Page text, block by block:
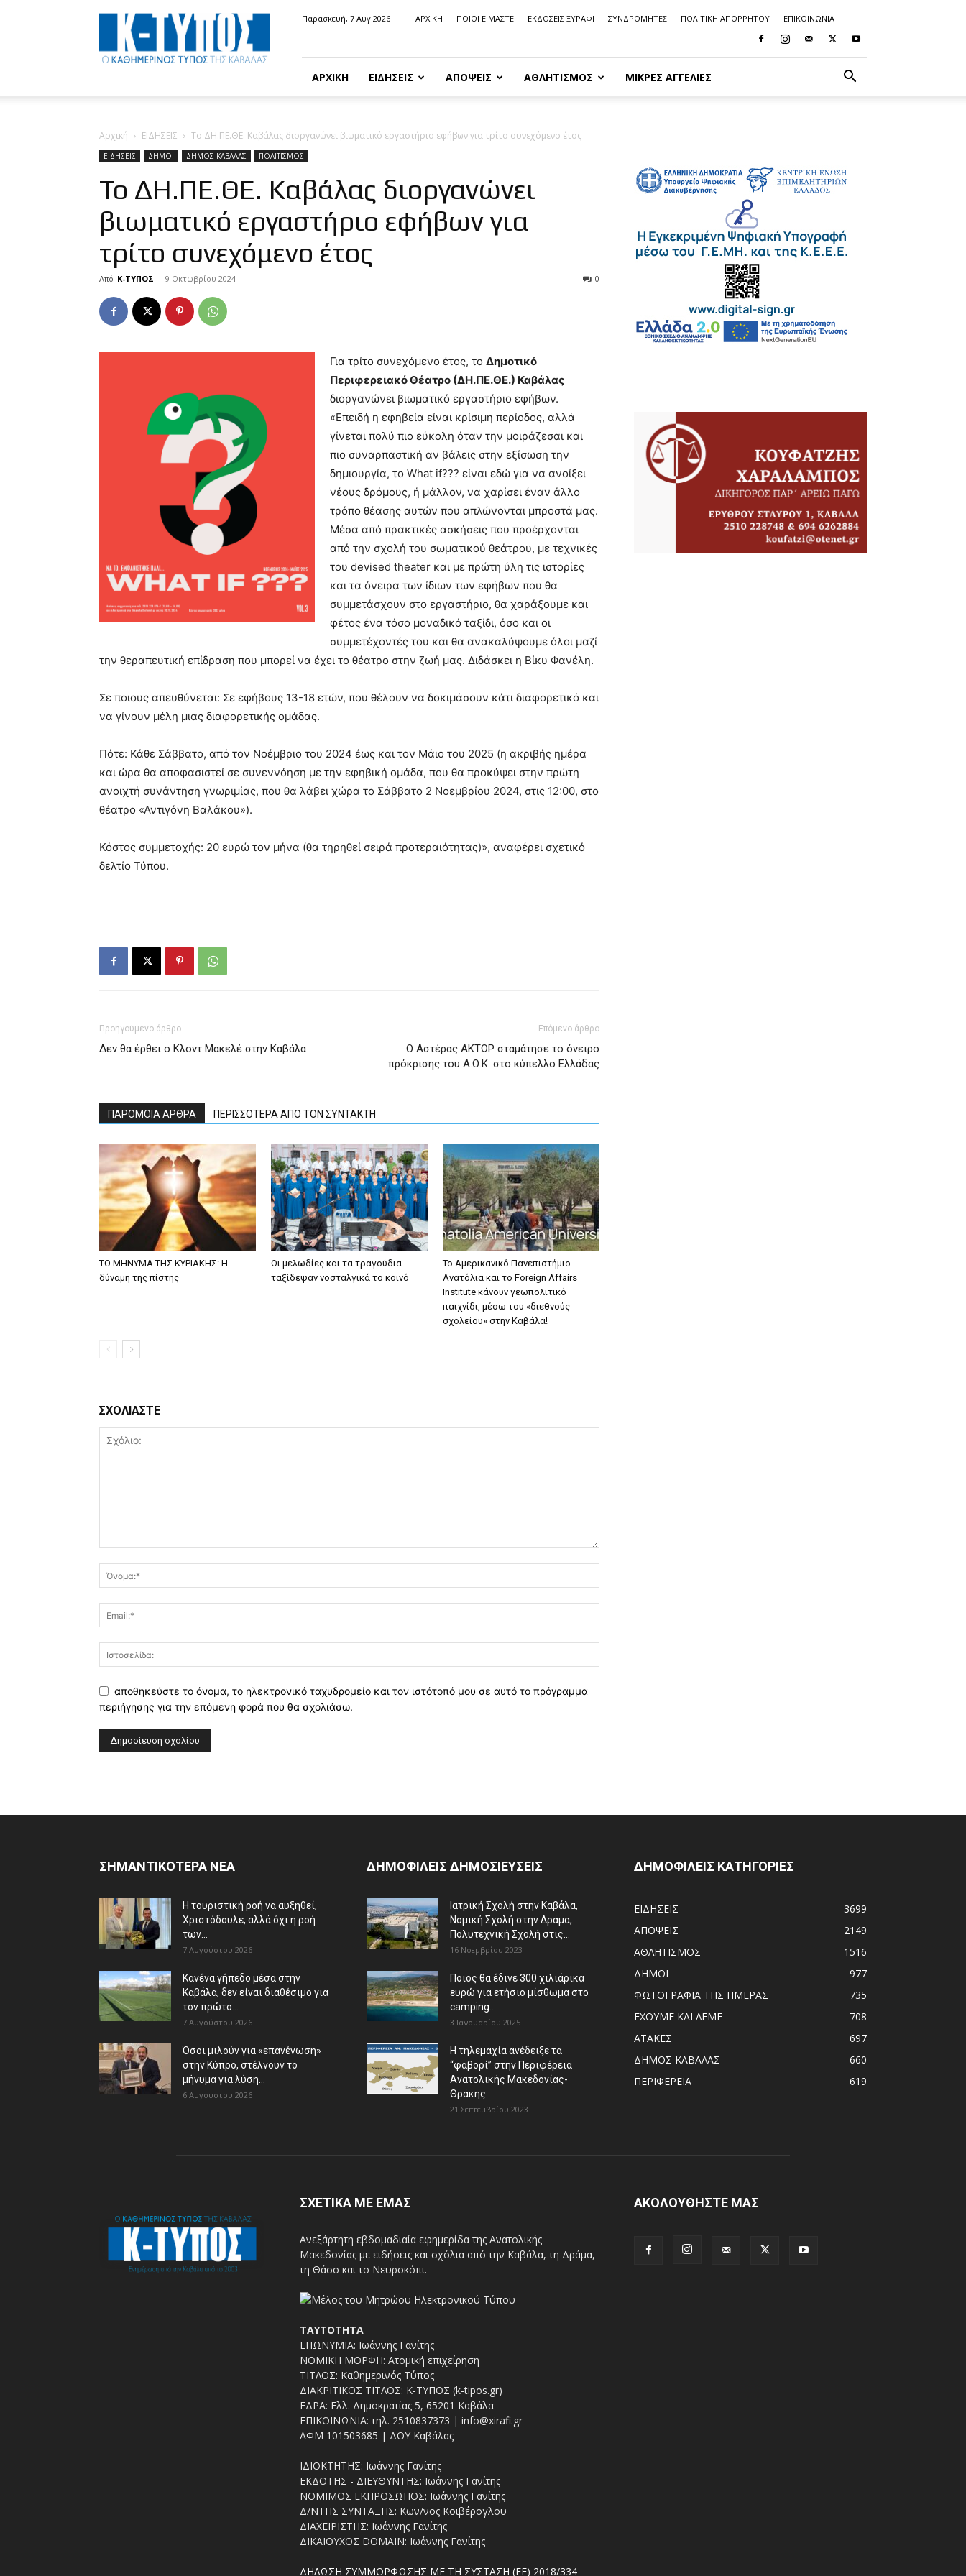
Κ-
ΤΥΠΟΣ
Παρασκευή, 7 Αυγ 2026 ΑΡΧΙΚΗ ΠΟΙΟΙ ΕΙΜΑΣΤΕ ΕΚΔΟΣΕΙΣ ΞΥΡΑΦΙ ΣΥΝΔΡΟΜΗΤΕΣ ΠΟΛΙΤΙΚΗ ΑΠΟΡΡΗΤΟΥ ΕΠΙΚΟΙΝΩΝΙΑ
ΑΡΧΙΚΗ ΕΙΔΗΣΕΙΣ ΑΠΟΨΕΙΣ ΑΘΛΗΤΙΣΜΟΣ ΜΙΚΡΈΣ ΑΓΓΕΛΊΕΣ
Αρχική ΕΙΔΗΣΕΙΣ Το ΔΗ.ΠΕ.ΘΕ. Καβάλας διοργανώνει βιωματικό εργαστήριο εφήβων για τρίτο συνεχόμενο έτος
ΕΙΔΗΣΕΙΣ ΔΗΜΟΙ ΔΗΜΟΣ ΚΑΒΑΛΑΣ ΠΟΛΙΤΙΣΜΟΣ
Το ΔΗ.ΠΕ.ΘΕ. Καβάλας διοργανώνει
βιωματικό εργαστήριο εφήβων για
τρίτο συνεχόμενο έτος
Από Κ-ΤΥΠΟΣ - 9 Οκτωβρίου 2024 0
Για τρίτο συνεχόμενο έτος, το Δημοτικό
Περιφερειακό Θέατρο (ΔΗ.ΠΕ.ΘΕ.) Καβάλας
διοργανώνει βιωματικό εργαστήριο εφήβων.
«Επειδή η εφηβεία είναι κρίσιμη περίοδος, αλλά
γίνεται πολύ πιο εύκολη όταν την μοιράζεσαι και
πιο συναρπαστική αν βάλεις στην εξίσωση την
δημιουργία, το What if??? είναι εδώ για να ανοίξει
νέους δρόμους, ή μάλλον, να χαρίσει έναν άλλο
τρόπο θέασης αυτών που απλώνονται μπροστά μας.
Μέσα από πρακτικές ασκήσεις που προέρχονται
από την σχολή του σωματικού θεάτρου, με τεχνικές
του devised theater και με πρώτη ύλη τις ιστορίες
και τα όνειρα των ίδιων των εφήβων που θα
συμμετάσχουν στο εργαστήριο, θα χαράξουμε και
φέτος ένα τόσο μοναδικό ταξίδι, όσο και οι
συμμετέχοντές του και θα ανακαλύψουμε όλοι μαζί
την θεραπευτική επίδραση που μπορεί να έχει το θέατρο στην ζωή μας. Διδάσκει η Βίκυ Φανέλη.
Σε ποιους απευθύνεται: Σε εφήβους 13-18 ετών, που θέλουν να δοκιμάσουν κάτι διαφορετικό και
να γίνουν μέλη μιας διαφορετικής ομάδας.
Πότε: Κάθε Σάββατο, από τον Νοέμβριο του 2024 έως και τον Μάιο του 2025 (η ακριβής ημέρα
και ώρα θα αποφασιστεί σε συνεννόηση με την εφηβική ομάδα, που θα προκύψει στην πρώτη
ανοιχτή συνάντηση γνωριμίας, που θα λάβει χώρα το Σάββατο 2 Νοεμβρίου 2024, στις 12:00, στο
θέατρο «Αντιγόνη Βαλάκου»).
Κόστος συμμετοχής: 20 ευρώ τον μήνα (θα τηρηθεί σειρά προτεραιότητας)», αναφέρει σχετικό
δελτίο Τύπου.
Προηγούμενο άρθρο
Δεν θα έρθει ο Κλοντ Μακελέ στην Καβάλα
Επόμενο άρθρο
Ο Αστέρας ΑΚΤΩΡ σταμάτησε το όνειρο
πρόκρισης του Α.Ο.Κ. στο κύπελλο Ελλάδας
ΠΑΡΟΜΟΙΑ ΑΡΘΡΑ ΠΕΡΙΣΣΟΤΕΡΑ ΑΠΟ ΤΟΝ ΣΥΝΤΑΚΤΗ
ΤΟ ΜΗΝΥΜΑ ΤΗΣ ΚΥΡΙΑΚΗΣ: Η
δύναμη της πίστης
Οι μελωδίες και τα τραγούδια
ταξίδεψαν νοσταλγικά το κοινό
Το Αμερικανικό Πανεπιστήμιο
Ανατόλια και το Foreign Affairs
Institute κάνουν γεωπολιτικό
παιχνίδι, μέσω του «διεθνούς
σχολείου» στην Καβάλα!
ΣΧΟΛΙΑΣΤΕ
αποθηκεύστε το όνομα, το ηλεκτρονικό ταχυδρομείο και τον ιστότοπό μου σε αυτό το πρόγραμμα
περιήγησης για την επόμενη φορά που θα σχολιάσω.
ΣΗΜΑΝΤΙΚΟΤΕΡΑ ΝΕΑ
Η τουριστική ροή να αυξηθεί,
Χριστόδουλε, αλλά όχι η ροή
των...
7 Αυγούστου 2026
Κανένα γήπεδο μέσα στην
Καβάλα, δεν είναι διαθέσιμο για
τον πρώτο...
7 Αυγούστου 2026
Όσοι μιλούν για «επανένωση»
στην Κύπρο, στέλνουν το
μήνυμα για λύση...
6 Αυγούστου 2026
ΔΗΜΟΦΙΛΕΙΣ ΔΗΜΟΣΙΕΥΣΕΙΣ
Ιατρική Σχολή στην Καβάλα,
Νομική Σχολή στην Δράμα,
Πολυτεχνική Σχολή στις...
16 Νοεμβρίου 2023
Ποιος θα έδινε 300 χιλιάρικα
ευρώ για ετήσιο μίσθωμα στο
camping...
3 Ιανουαρίου 2025
Η τηλεμαχία ανέδειξε τα
“φαβορί” στην Περιφέρεια
Ανατολικής Μακεδονίας-
Θράκης
21 Σεπτεμβρίου 2023
ΔΗΜΟΦΙΛΕΙΣ ΚΑΤΗΓΟΡΙΕΣ
ΕΙΔΗΣΕΙΣ
3699
ΑΠΟΨΕΙΣ
2149
ΑΘΛΗΤΙΣΜΟΣ
1516
ΔΗΜΟΙ
977
ΦΩΤΟΓΡΑΦΙΑ ΤΗΣ ΗΜΕΡΑΣ
735
ΕΧΟΥΜΕ ΚΑΙ ΛΕΜΕ
708
ΑΤΑΚΕΣ
697
ΔΗΜΟΣ ΚΑΒΑΛΑΣ
660
ΠΕΡΙΦΕΡΕΙΑ
619
ΣΧΕΤΙΚΑ ΜΕ ΕΜΑΣ
Ανεξάρτητη εβδομαδιαία εφημερίδα της Ανατολικής
Μακεδονίας με ειδήσεις και σχόλια από την Καβάλα, τη Δράμα,
τη Θάσο και το Νευροκόπι.
ΤΑΥΤΟΤΗΤΑ
ΕΠΩΝΥΜΙΑ: Ιωάννης Γανίτης
ΝΟΜΙΚΗ ΜΟΡΦΗ: Ατομική επιχείρηση
ΤΙΤΛΟΣ: Καθημερινός Τύπος
ΔΙΑΚΡΙΤΙΚΟΣ ΤΙΤΛΟΣ: Κ-ΤΥΠΟΣ (k-tipos.gr)
ΕΔΡΑ: Ελλ. Δημοκρατίας 5, 65201 Καβάλα
ΕΠΙΚΟΙΝΩΝΙΑ: τηλ. 2510837373 | info@xirafi.gr
ΑΦΜ 101503685 | ΔΟΥ Καβάλας
ΙΔΙΟΚΤΗΤΗΣ: Ιωάννης Γανίτης
ΕΚΔΟΤΗΣ - ΔΙΕΥΘΥΝΤΗΣ: Ιωάννης Γανίτης
ΝΟΜΙΜΟΣ ΕΚΠΡΟΣΩΠΟΣ: Ιωάννης Γανίτης
Δ/ΝΤΗΣ ΣΥΝΤΑΞΗΣ: Κων/νος Κοϊβέρογλου
ΔΙΑΧΕΙΡΙΣΤΗΣ: Ιωάννης Γανίτης
ΔΙΚΑΙΟΥΧΟΣ DOMAIN: Ιωάννης Γανίτης
ΔΗΛΩΣΗ ΣΥΜΜΟΡΦΩΣΗΣ ΜΕ ΤΗ ΣΥΣΤΑΣΗ (ΕΕ) 2018/334
ΑΚΟΛΟΥΘΗΣΤΕ ΜΑΣ